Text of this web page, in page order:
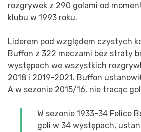
rozgrywek z 290 golami od
klubu w 1993 roku.
Liderem pod względem czystych
Buffon z 322 meczami bez straty
występach we wszystkich
2018 i 2019-2021. Buffon
A w sezonie 2015/16, nie tracąc
W sezonie 1933-34 Felice
goli w 34 występach,